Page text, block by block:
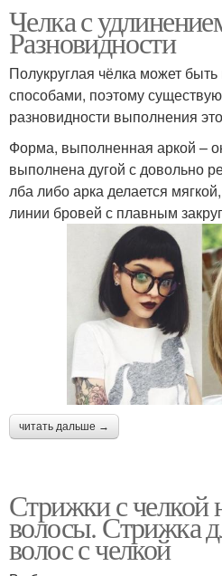
Челка с
Разновидности
Полукруглая чёлка может
способами, поэтому
разновидности выполнения
Форма, выполненная аркой –
выполнена дугой с довольно
лба либо арка делается
линии бровей с плавным
читать дальше →
Стрижки с челкой
волосы. Стрижка
волос с челкой